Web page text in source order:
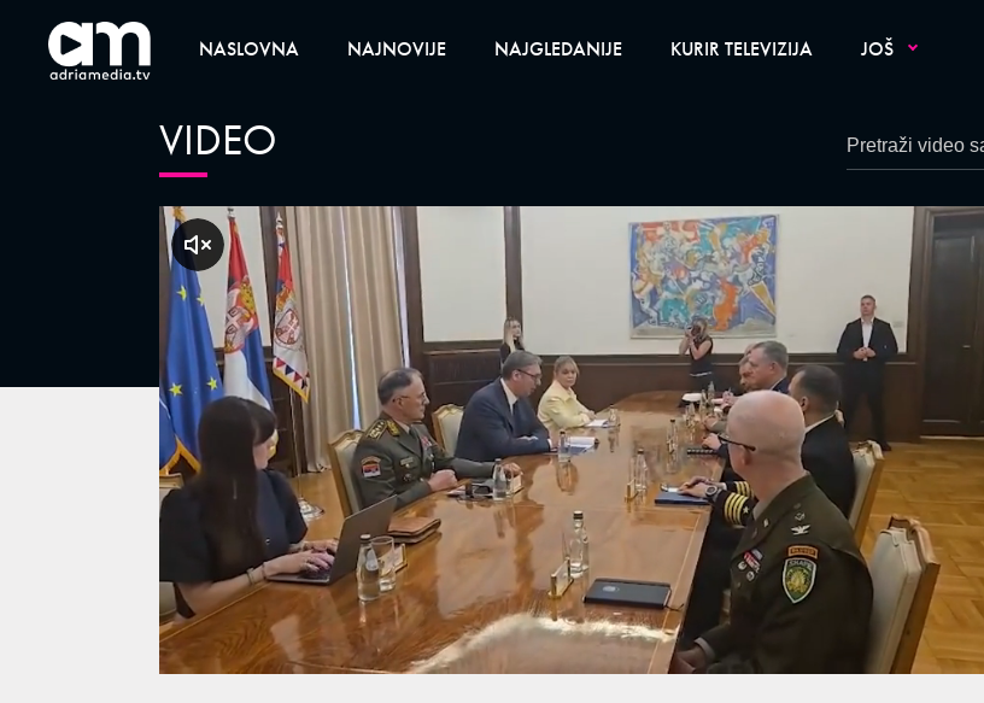
NASLOVNA NAJNOVIJE NAJGLEDANIJE KURIR TELEVIZIJA JOŠ
VIDEO
Unmute
Loaded:
100.00%
klikni za zvuk